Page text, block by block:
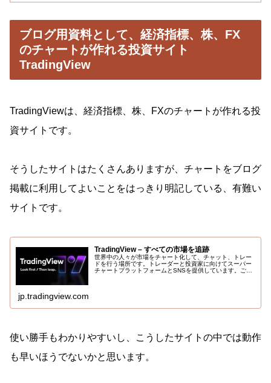
ブログ用資料として、経済指標、株、FX
のチャートが作れる投資サイト
TradingView
TradingViewは、経済指標、株、FXのチャートが作れる投
資サイトです。
そうしたサイトはたくさんありますが、チャートをブログ
掲載に利用してよいことをはっきり明記している、有難い
サイトです。
TradingView – すべての市場を追跡
世界中の人々が市場をチャート化して、チャット、トレー
ドを行う場所です。トレーダーと投資家に向けてスーパー
チャートプラットフォームとSNSを提供しています。ご登
jp.tradingview.com
使い勝手もわかりやすいし、こうしたサイトの中では動作
も早いほうでないかと思います。